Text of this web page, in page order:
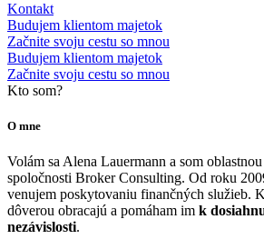
Kontakt
Budujem klientom majetok
Začnite svoju cestu so mnou
Budujem klientom majetok
Začnite svoju cestu so mnou
Kto som?
O mne
Volám sa Alena Lauermann a som
spoločnosti Broker Consulting. Od roku
venujem poskytovaniu finančných služieb.
dôverou obracajú a pomáham im k
nezávislosti.